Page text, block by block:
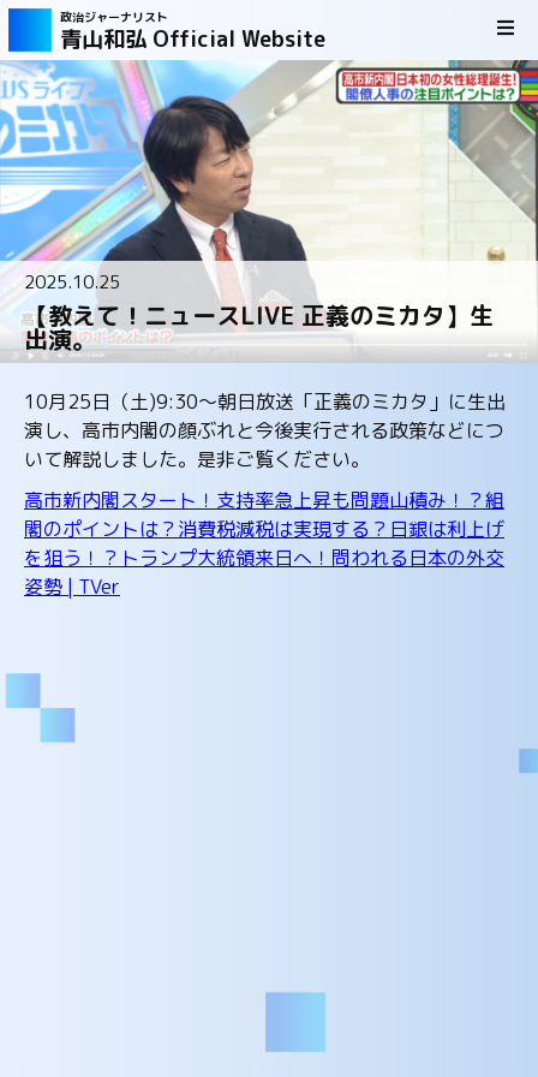
政治ジャーナリスト
青山和弘 Official Website
2025.10.25
【教えて！ニュースLIVE 正義のミカタ】生
出演。
10月25日（土)9:30～朝日放送「正義のミカタ」に生出
演し、高市内閣の顔ぶれと今後実行される政策などにつ
いて解説しました。是非ご覧ください。
高市新内閣スタート！支持率急上昇も問題山積み！？組
閣のポイントは？消費税減税は実現する？日銀は利上げ
を狙う！？トランプ大統領来日へ！問われる日本の外交
姿勢 | TVer